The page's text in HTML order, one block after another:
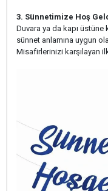
3. Sünnetimize Hoş
Duvara ya da kapı üstüne
sünnet anlamına uygun
Misafirlerinizi karşılayan